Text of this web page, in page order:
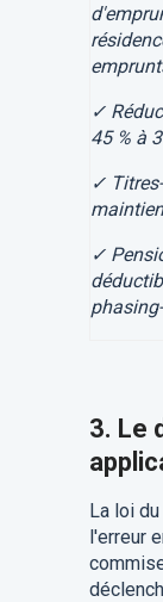
✓
45 % à
✓
✓
3. Le
La loi
l'erreur